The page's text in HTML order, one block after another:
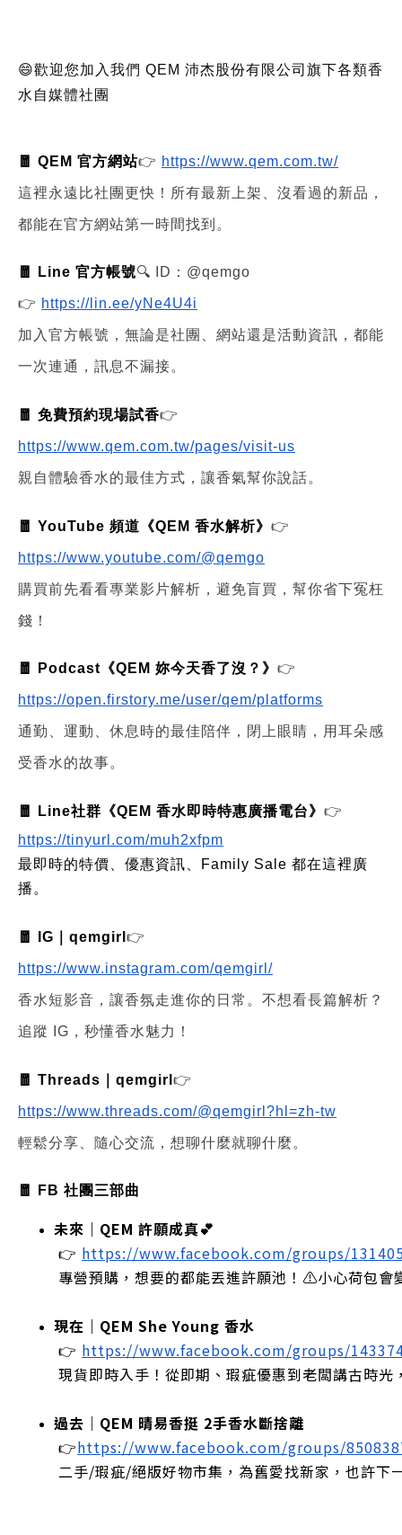
😄歡迎您加入我們 QEM 沛杰股份有限公司旗下各類香
水自媒體社團
🧧 QEM 官方網站👉 https://www.qem.com.tw/
這裡永遠比社團更快！所有最新上架、沒看過的新品，
都能在官方網站第一時間找到。
🧧 Line 官方帳號🔍 ID：@qemgo
👉 https://lin.ee/yNe4U4i
加入官方帳號，無論是社團、網站還是活動資訊，都能
一次連通，訊息不漏接。
🧧 免費預約現場試香👉
https://www.qem.com.tw/pages/visit-us
親自體驗香水的最佳方式，讓香氣幫你說話。
🧧 YouTube 頻道《QEM 香水解析》 👉
https://www.youtube.com/@qemgo
購買前先看看專業影片解析，避免盲買，幫你省下冤枉
錢！
🧧 Podcast《QEM 妳今天香了沒？》 👉
https://open.firstory.me/user/qem/platforms
通勤、運動、休息時的最佳陪伴，閉上眼睛，用耳朵感
受香水的故事。
🧧 Line社群《QEM 香水即時特惠廣播電台》 👉
https://tinyurl.com/muh2xfpm
最即時的特價、優惠資訊、Family Sale 都在這裡廣
播。
🧧 IG｜qemgirl 👉
https://www.instagram.com/qemgirl/
香水短影音，讓香氛走進你的日常。不想看長篇解析？
追蹤 IG，秒懂香水魅力！
🧧 Threads｜qemgirl 👉
https://www.threads.com/@qemgirl?hl=zh-tw
輕鬆分享、隨心交流，想聊什麼就聊什麼。
🧧 FB 社團三部曲
未來｜QEM 許願成真💕
👉 https://www.facebook.com/groups/
專營預購，想要的都能丟進許願池！⚠️小心荷包會
現在｜QEM She Young 香水
👉 https://www.facebook.com/groups/
現貨即時入手！從即期、瑕疵優惠到老闆講古時
過去｜QEM 晴易香挺 2手香水斷捨離
👉https://www.facebook.com/groups/
二手/瑕疵/絕版好物市集，為舊愛找新家，也許下